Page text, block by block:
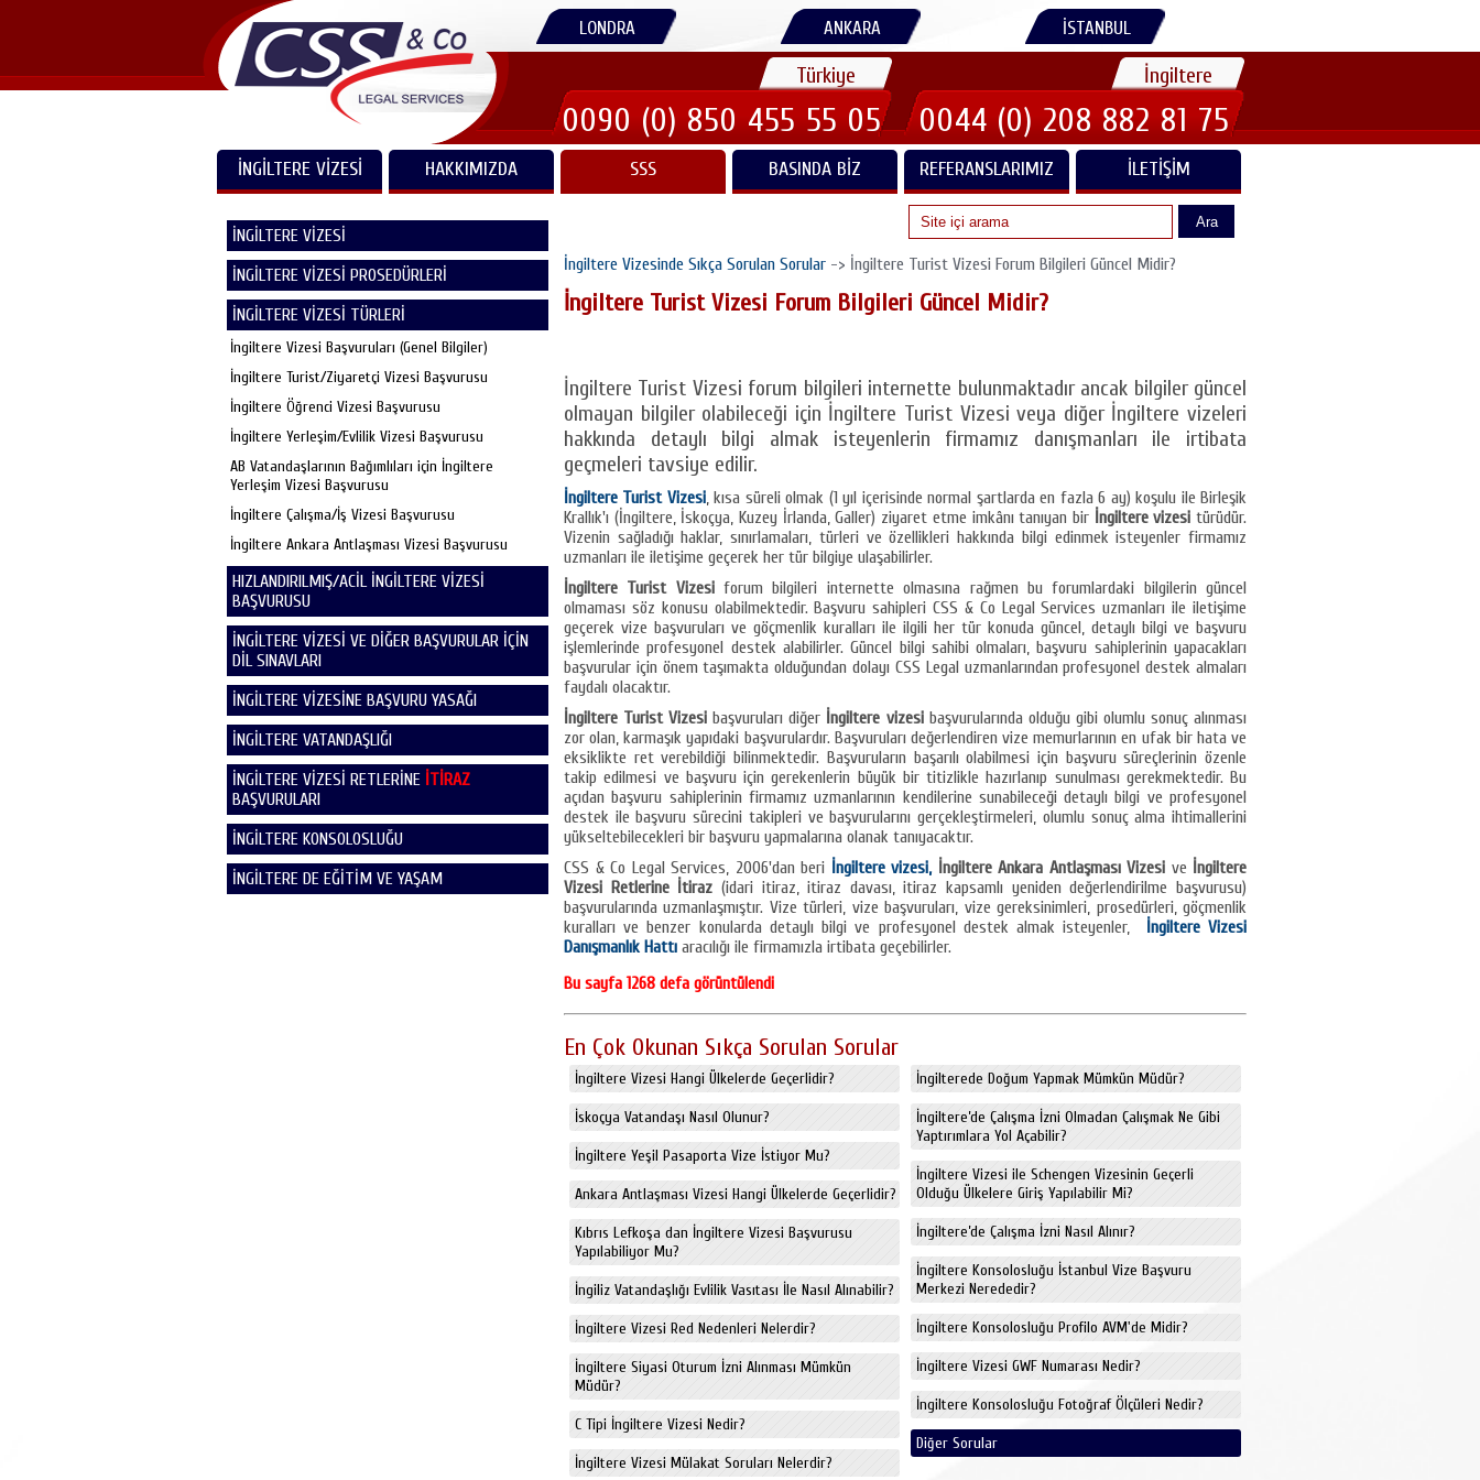
LONDRA ANKARA İSTANBUL
Türkiye
0090 (0) 850 455 55 05
İngiltere
0044 (0) 208 882 81 75
İNGİLTERE VİZESİ HAKKIMIZDA SSS BASINDA BIZ REFERANSLARIMIZ İLETIŞIM
Ara
İNGİLTERE VİZESİ
İNGİLTERE VİZESİ PROSEDÜRLERİ
İNGİLTERE VİZESİ TÜRLERİ
İngiltere Vizesi Başvuruları (Genel Bilgiler)
İngiltere Turist/Ziyaretçi Vizesi Başvurusu
İngiltere Öğrenci Vizesi Başvurusu
İngiltere Yerleşim/Evlilik Vizesi Başvurusu
AB Vatandaşlarının Bağımlıları için İngiltere
Yerleşim Vizesi Başvurusu
İngiltere Çalışma/İş Vizesi Başvurusu
İngiltere Ankara Antlaşması Vizesi Başvurusu
HIZLANDIRILMIŞ/ACİL İNGİLTERE VİZESİ
BAŞVURUSU
İNGİLTERE VİZESİ VE DİĞER BAŞVURULAR İÇİN
DİL SINAVLARI
İNGİLTERE VİZESİNE BAŞVURU YASAĞI
İNGİLTERE VATANDAŞLIĞI
İNGİLTERE VİZESİ RETLERİNE İTİRAZ
BAŞVURULARI
İNGİLTERE KONSOLOSLUĞU
İNGİLTERE DE EĞİTİM VE YAŞAM
İngiltere Vizesinde Sıkça Sorulan Sorular -> İngiltere Turist Vizesi Forum Bilgileri Güncel Midir?
İngiltere Turist Vizesi Forum Bilgileri Güncel Midir?
İngiltere Turist Vizesi forum bilgileri internette bulunmaktadır ancak bilgiler güncel
olmayan bilgiler olabileceği için İngiltere Turist Vizesi veya diğer İngiltere vizeleri
hakkında detaylı bilgi almak isteyenlerin firmamız danışmanları ile irtibata
geçmeleri tavsiye edilir.
İngiltere Turist Vizesi, kısa süreli olmak (1 yıl içerisinde normal şartlarda en fazla 6 ay) koşulu ile Birleşik
Krallık'ı (İngiltere, İskoçya, Kuzey İrlanda, Galler) ziyaret etme imkânı tanıyan bir İngiltere vizesi türüdür.
Vizenin sağladığı haklar, sınırlamaları, türleri ve özellikleri hakkında bilgi edinmek isteyenler firmamız
uzmanları ile iletişime geçerek her tür bilgiye ulaşabilirler.
İngiltere Turist Vizesiforum bilgileri internette olmasına rağmen bu forumlardaki bilgilerin güncel
olmaması söz konusu olabilmektedir. Başvuru sahipleri CSS & Co Legal Services uzmanları ile iletişime
geçerek vize başvuruları ve göçmenlik kuralları ile ilgili her tür konuda güncel, detaylı bilgi ve başvuru
işlemlerinde profesyonel destek alabilirler. Güncel bilgi sahibi olmaları, başvuru sahiplerinin yapacakları
başvurular için önem taşımakta olduğundan dolayı CSS Legal uzmanlarından profesyonel destek almaları
faydalı olacaktır.
İngiltere Turist Vizesi başvuruları diğer İngiltere vizesibaşvurularında olduğu gibi olumlu sonuç alınması
zor olan, karmaşık yapıdaki başvurulardır. Başvuruları değerlendiren vize memurlarının en ufak bir hata ve
eksiklikte ret verebildiği bilinmektedir. Başvuruların başarılı olabilmesi için başvuru süreçlerinin özenle
takip edilmesi ve başvuru için gerekenlerin büyük bir titizlikle hazırlanıp sunulması gerekmektedir. Bu
açıdan başvuru sahiplerinin firmamız uzmanlarının kendilerine sunabileceği detaylı bilgi ve profesyonel
destek ile başvuru sürecini takipleri ve başvurularını gerçekleştirmeleri, olumlu sonuç alma ihtimallerini
yükseltebilecekleri bir başvuru yapmalarına olanak tanıyacaktır.
CSS & Co Legal Services, 2006'dan beri İngiltere vizesi,İngiltere Ankara Antlaşması Vizesi ve İngiltere
Vizesi Retlerine İtiraz (idari itiraz, itiraz davası, itiraz kapsamlı yeniden değerlendirilme başvurusu)
başvurularında uzmanlaşmıştır. Vize türleri, vize başvuruları, vize gereksinimleri, prosedürleri, göçmenlik
kuralları ve benzer konularda detaylı bilgi ve profesyonel destek almak isteyenler, İngiltere Vizesi
Danışmanlık Hattı aracılığı ile firmamızla irtibata geçebilirler.
Bu sayfa 1268 defa görüntülendi
En Çok Okunan Sıkça Sorulan Sorular
İngiltere Vizesi Hangi Ülkelerde Geçerlidir?
İskoçya Vatandaşı Nasıl Olunur?
İngiltere Yeşil Pasaporta Vize İstiyor Mu?
Ankara Antlaşması Vizesi Hangi Ülkelerde Geçerlidir?
Kıbrıs Lefkoşa dan İngiltere Vizesi Başvurusu
Yapılabiliyor Mu?
İngiliz Vatandaşlığı Evlilik Vasıtası İle Nasıl Alınabilir?
İngiltere Vizesi Red Nedenleri Nelerdir?
İngiltere Siyasi Oturum İzni Alınması Mümkün
Müdür?
C Tipi İngiltere Vizesi Nedir?
İngiltere Vizesi Mülakat Soruları Nelerdir?
İngilterede Doğum Yapmak Mümkün Müdür?
İngiltere’de Çalışma İzni Olmadan Çalışmak Ne Gibi
Yaptırımlara Yol Açabilir?
İngiltere Vizesi ile Schengen Vizesinin Geçerli
Olduğu Ülkelere Giriş Yapılabilir Mi?
İngiltere’de Çalışma İzni Nasıl Alınır?
İngiltere Konsolosluğu İstanbul Vize Başvuru
Merkezi Nerededir?
İngiltere Konsolosluğu Profilo AVM'de Midir?
İngiltere Vizesi GWF Numarası Nedir?
İngiltere Konsolosluğu Fotoğraf Ölçüleri Nedir?
Diğer Sorular